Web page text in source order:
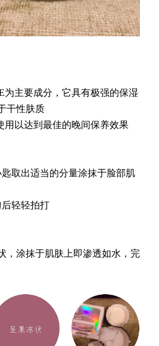
为主要成分，它具有极强的保湿
干性肤质
用以达到最佳的晚间保养效果
取出适当的分量涂抹于脸部肌
轻轻拍打
，涂抹于肌肤上即渗透如水，完